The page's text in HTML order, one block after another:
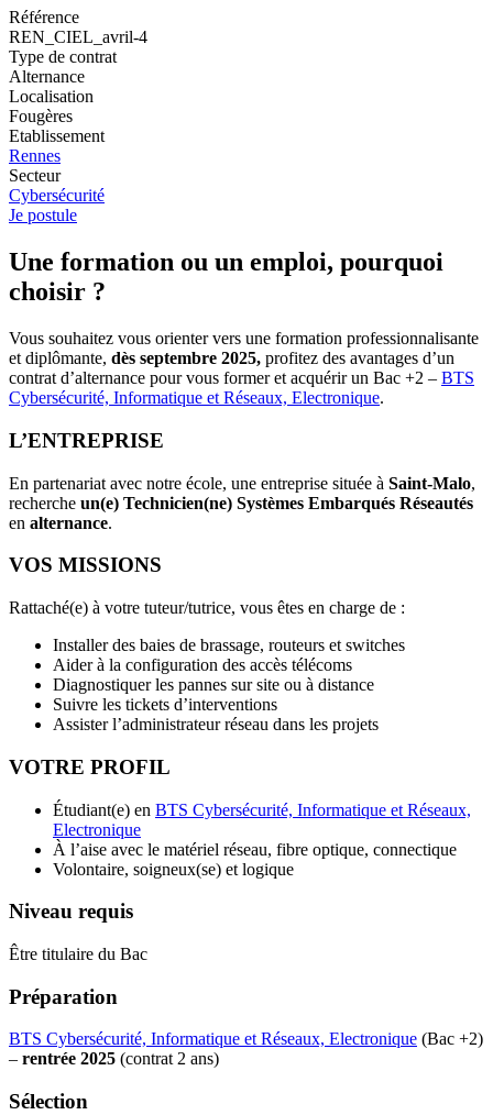
Référence
REN_CIEL_avril-4
Type de contrat
Alternance
Localisation
Fougères
Etablissement
Rennes
Secteur
Cybersécurité
Je postule
Une formation ou un emploi, pourquoi
choisir ?
Vous souhaitez vous orienter vers une formation professionnalisante
et diplômante, dès septembre 2025, profitez des avantages d’un
contrat d’alternance pour vous former et acquérir un Bac +2 – BTS
Cybersécurité, Informatique et Réseaux, Electronique.
L’ENTREPRISE
En partenariat avec notre école, une entreprise située à Saint-Malo,
recherche un(e) Technicien(ne) Systèmes Embarqués Réseautés
en alternance.
VOS MISSIONS
Rattaché(e) à votre tuteur/tutrice, vous êtes en charge de :
Installer des baies de brassage, routeurs et switches
Aider à la configuration des accès télécoms
Diagnostiquer les pannes sur site ou à distance
Suivre les tickets d’interventions
Assister l’administrateur réseau dans les projets
VOTRE PROFIL
Étudiant(e) en BTS Cybersécurité, Informatique et Réseaux,
Electronique
À l’aise avec le matériel réseau, fibre optique, connectique
Volontaire, soigneux(se) et logique
Niveau requis
Être titulaire du Bac
Préparation
BTS Cybersécurité, Informatique et Réseaux, Electronique (Bac +2)
– rentrée 2025 (contrat 2 ans)
Sélection